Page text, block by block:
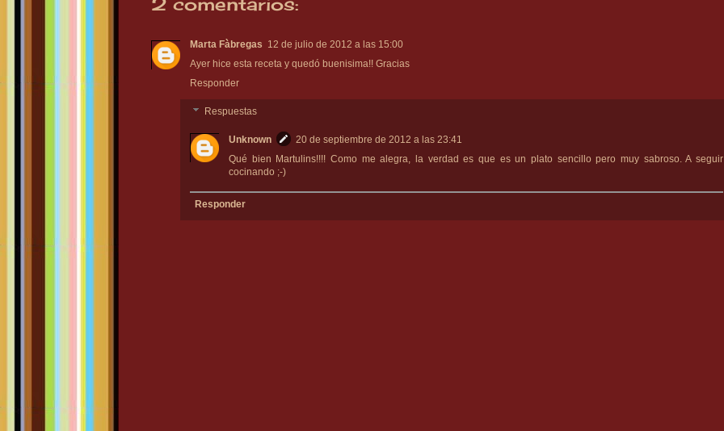
Marta Fàbregas 12 de julio de 2012 a las 15:00
Ayer hice esta receta y quedó buenisima!! Gracias
Responder
Respuestas
Unknown
20 de septiembre de 2012 a las 23:41
Qué bien Martulins!!!! Como me alegra, la verdad es que es un plato sencillo pero muy sabroso. A seguir
cocinando ;-)
Responder